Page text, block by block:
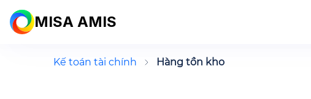
MISA AMIS
Kế toán tài chính Hàng tồn kho